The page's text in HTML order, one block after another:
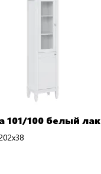
101/100 белый лак